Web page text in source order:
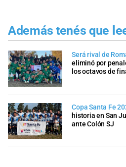
Además tenés que
Será rival de
eliminó por
los octavos de
Copa Santa Fe
historia en San
ante Colón SJ